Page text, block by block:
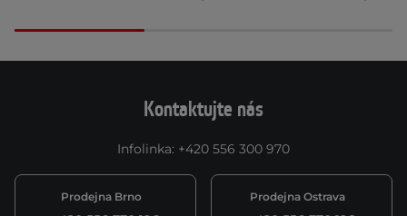
Kontaktujte nás
Infolinka: +420 556 300 970
Prodejna Brno Prodejna Ostrava